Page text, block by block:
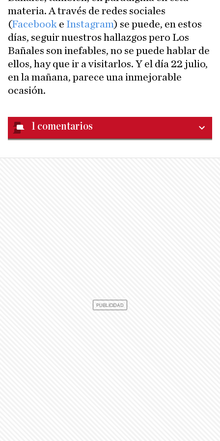
materia. A través de redes sociales
(Facebook e Instagram) se puede, en estos
días, seguir nuestros hallazgos pero Los
Bañales son inefables, no se puede hablar de
ellos, hay que ir a visitarlos. Y el día 22 julio,
en la mañana, parece una inmejorable
ocasión.
1 comentarios